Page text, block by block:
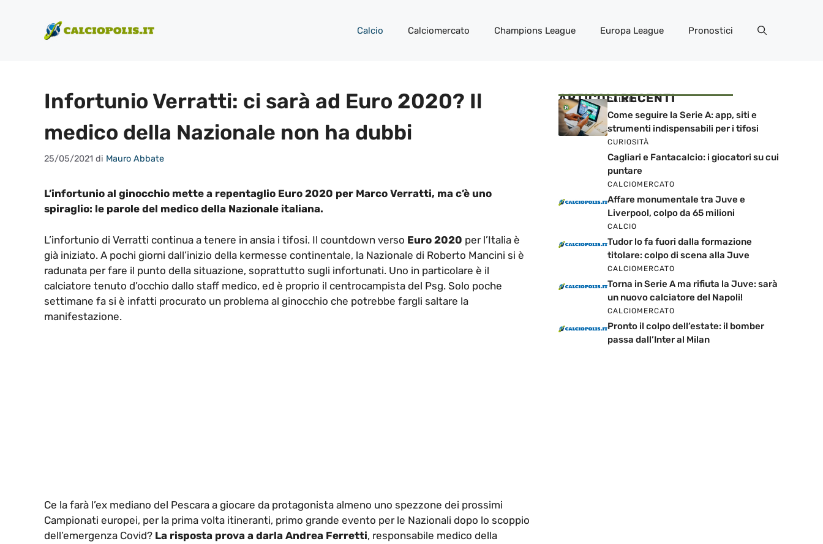
contenuto
Calcio Calciomercato Champions League Europa League Pronostici
Infortunio Verratti: ci sarà ad Euro 2020? Il
medico della Nazionale non ha dubbi
25/05/2021 di Mauro Abbate
L’infortunio al ginocchio mette a repentaglio Euro 2020 per Marco Verratti, ma c’è uno
spiraglio: le parole del medico della Nazionale italiana.
L’infortunio di Verratti continua a tenere in ansia i tifosi. Il countdown verso Euro 2020 per l’Italia è
già iniziato. A pochi giorni dall’inizio della kermesse continentale, la Nazionale di Roberto Mancini si è
radunata per fare il punto della situazione, soprattutto sugli infortunati. Uno in particolare è il
calciatore tenuto d’occhio dallo staff medico, ed è proprio il centrocampista del Psg. Solo poche
settimane fa si è infatti procurato un problema al ginocchio che potrebbe fargli saltare la
manifestazione.
Ce la farà l’ex mediano del Pescara a giocare da protagonista almeno uno spezzone dei prossimi
Campionati europei, per la prima volta itineranti, primo grande evento per le Nazionali dopo lo scoppio
dell’emergenza Covid? La risposta prova a darla Andrea Ferretti, responsabile medico della
ARTICOLI RECENTI
CALCIO
Come seguire la Serie A: app, siti e
strumenti indispensabili per i tifosi
CURIOSITÀ
Cagliari e Fantacalcio: i giocatori su cui
puntare
CALCIOMERCATO
Affare monumentale tra Juve e
Liverpool, colpo da 65 milioni
CALCIO
Tudor lo fa fuori dalla formazione
titolare: colpo di scena alla Juve
CALCIOMERCATO
Torna in Serie A ma rifiuta la Juve: sarà
un nuovo calciatore del Napoli!
CALCIOMERCATO
Pronto il colpo dell’estate: il bomber
passa dall’Inter al Milan